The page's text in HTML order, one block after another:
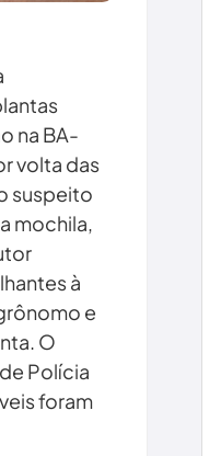
na BA-
volta das
suspeito
mochila,
à
e
O
Polícia
foram